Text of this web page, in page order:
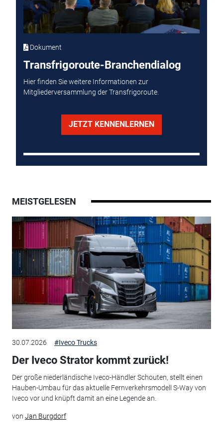
Dokument
Transfrigoroute-Branchendialog
Hier finden Sie weitere Informationen zur
Mitgliederversammlung der Transfrigoroute.
JETZT KENNENLERNEN
MEISTGELESEN
30.07.2026 #Iveco Trucks
Der Iveco Strator kommt zurück!
Der große niederländische Iveco-Händler Schouten, stellt einen
Hauben-Umbau für das aktuelle Fernverkehrsmodell S-Way von
Iveco vor und knüpft damit an eine Legende an.
von Jan Burgdorf